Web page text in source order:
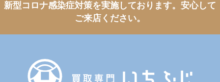
新型コロナ感染症対策を実施しております。 安心して
ご来店ください。